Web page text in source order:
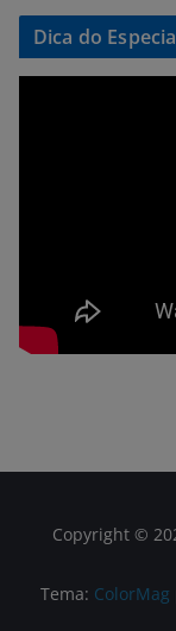
Dica do
Copyright ©
Tema: ColorMag